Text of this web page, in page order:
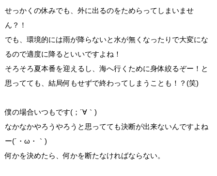
せっかくの休みでも、外に出るのをためらってしまいませ
ん？！
でも、環境的には雨が降らないと水が無くなったりで大変にな
るので適度に降るといいですよね！
そろそろ夏本番を迎えるし、海へ行くために身体絞るぞー！と
思ってても、結局何もせずで終わってしまうことも！？(笑)
僕の場合いつもです(；´∀｀)
なかなかやろうやろうと思ってても決断が出来ないんですよね
ー(´・ω・｀)
何かを決めたら、何かを断たなければならない。